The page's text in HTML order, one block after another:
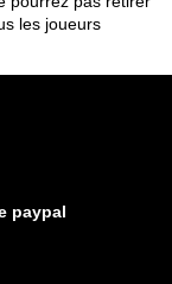
les joueurs
paypal